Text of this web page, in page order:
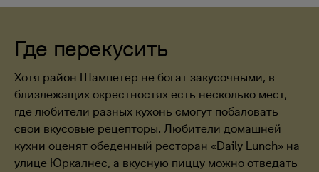
Где перекусить
Хотя район Шампетер не богат закусочными, в
близлежащих окрестностях есть несколько мест,
где любители разных кухонь смогут побаловать
свои вкусовые рецепторы. Любители домашней
кухни оценят обеденный ресторан «Daily Lunch» на
улице Юркалнес, а вкусную пиццу можно отведать